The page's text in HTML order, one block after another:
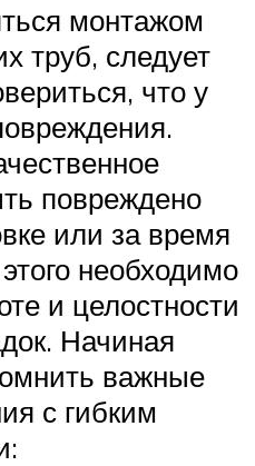
монтажом
труб, следует
что у
повреждено
или за время
необходимо
и целостности
Начиная
важные
с гибким